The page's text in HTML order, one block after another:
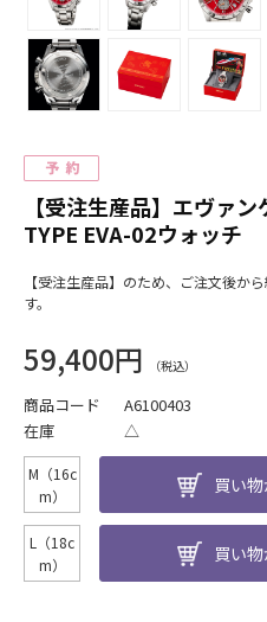
【受注生産品】エヴァ
TYPE EVA-02ウォッチ
【受注生産品】のため、ご注文後か
す。
59,400円
商品コード
A6100403
在庫
△
M（16c
m）
買い
L（18c
m）
買い